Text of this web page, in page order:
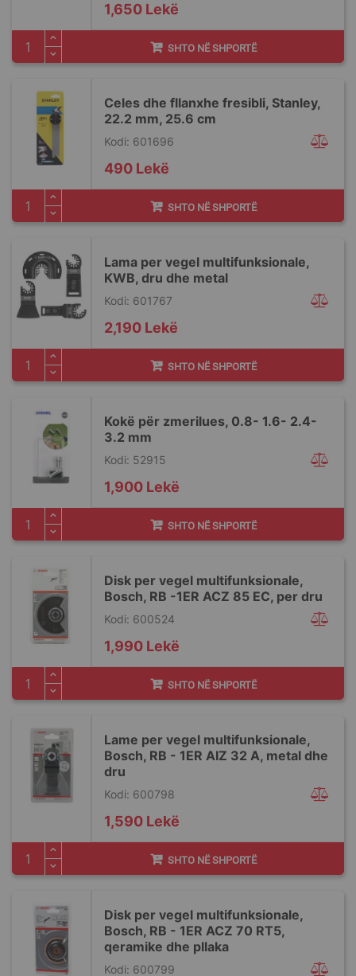
1,650 Lekë
SHTO NË SHPORTË
Celes dhe fllanxhe fresibli, Stanley,
22.2 mm, 25.6 cm
Kodi: 601696
490 Lekë
SHTO NË SHPORTË
Lama per vegel multifunksionale,
KWB, dru dhe metal
Kodi: 601767
2,190 Lekë
SHTO NË SHPORTË
Kokë për zmerilues, 0.8- 1.6- 2.4-
3.2 mm
Kodi: 52915
1,900 Lekë
SHTO NË SHPORTË
Disk per vegel multifunksionale,
Bosch, RB -1ER ACZ 85 EC, per dru
Kodi: 600524
1,990 Lekë
SHTO NË SHPORTË
Lame per vegel multifunksionale,
Bosch, RB - 1ER AIZ 32 A, metal dhe
dru
Kodi: 600798
1,590 Lekë
SHTO NË SHPORTË
Disk per vegel multifunksionale,
Bosch, RB - 1ER ACZ 70 RT5,
qeramike dhe pllaka
Kodi: 600799